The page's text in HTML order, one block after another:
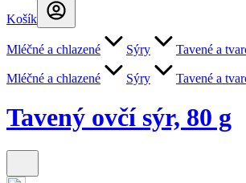
Košík
Mléčné a chlazené Sýry Tavené a
Mléčné a chlazené Sýry Tavené a
Tavený ovčí sýr, 80 g